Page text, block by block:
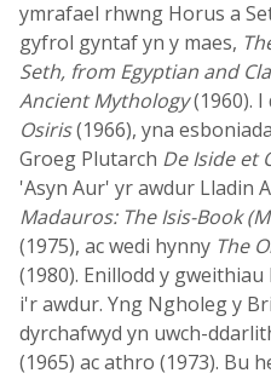
ymrafael rhwng Horus a
gyfrol gyntaf yn y maes,
Seth, from Egyptian and
Ancient Mythology(1960). I
Osiris(1966), yna
Groeg Plutarch De Iside et
'Asyn Aur' yr awdur Lladin
Madauros: The Isis-Book
(1975), ac wedi hynny The
(1980). Enillodd y
i'r awdur. Yng Ngholeg y
dyrchafwyd yn uwch-
(1965) ac athro (1973). Bu